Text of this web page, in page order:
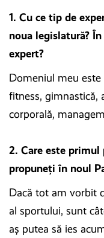
1. Cu ce tip de
noua legislatură?
expert?
Domeniul meu
fitness, gimnastică,
corporală,
2. Care este primul
propuneți în noul
Dacă tot am vorbit
al sportului, sunt
aş putea să ies